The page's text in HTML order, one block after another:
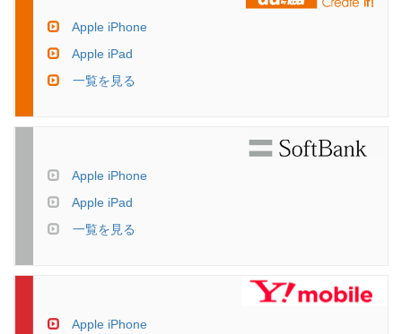
Apple iPhone
Apple iPad
一覧を見る
Apple iPhone
Apple iPad
一覧を見る
Apple iPhone